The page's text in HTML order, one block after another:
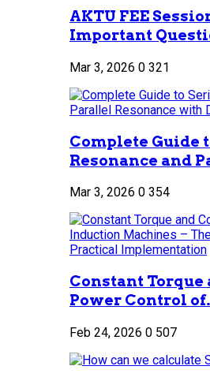
AKTU FEE
Important
Mar 3, 2026 0 321
Complete Guide
Resonance and
Mar 3, 2026 0 354
Constant Torque
Power Control
Feb 24, 2026 0 507